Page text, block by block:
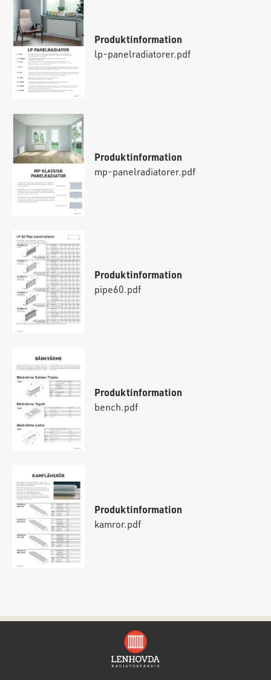
Produktinformation
lp-panelradiatorer.pdf
Produktinformation
mp-panelradiatorer.pdf
Produktinformation
pipe60.pdf
Produktinformation
bench.pdf
Produktinformation
kamror.pdf